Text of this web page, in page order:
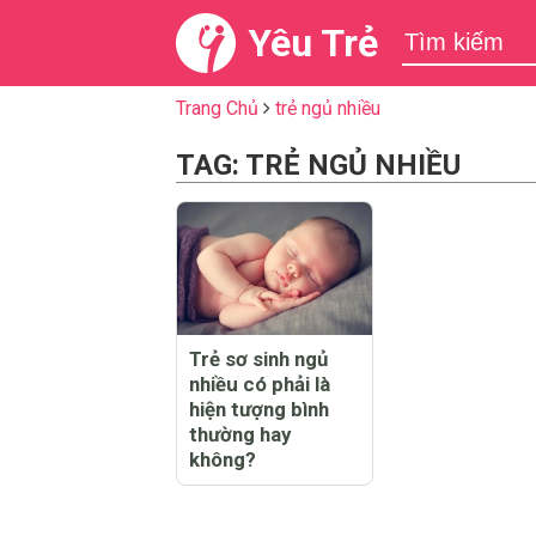
Yêu Trẻ
Trang Chủ trẻ ngủ nhiều
TAG: TRẺ NGỦ NHIỀU
Trẻ sơ sinh ngủ
nhiều có phải là
hiện tượng bình
thường hay
không?